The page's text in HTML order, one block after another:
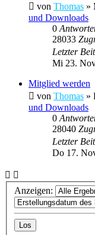
von Thomas »
und Downloads
0
28033
Letzter
Mi 23.
Mitglied werden
von Thomas »
und Downloads
0
28040
Letzter
Do 17.
Anzeigen: